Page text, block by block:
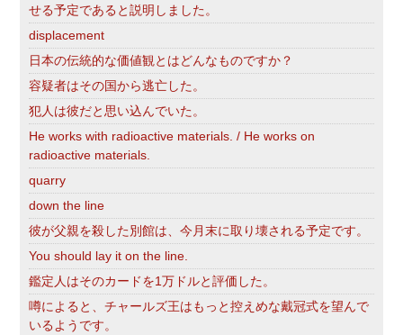
せる予定であると説明しました。
displacement
日本の伝統的な価値観とはどんなものですか？
容疑者はその国から逃亡した。
犯人は彼だと思い込んでいた。
He works with radioactive materials. / He works on
radioactive materials.
quarry
down the line
彼が父親を殺した別館は、今月末に取り壊される予定です。
You should lay it on the line.
鑑定人はそのカードを1万ドルと評価した。
噂によると、チャールズ王はもっと控えめな戴冠式を望んで
いるようです。